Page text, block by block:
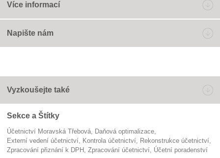
Více informací
Napište nám
Vyzkoušejte také
Sekce a Štítky
Účetnictví Moravská Třebová
daňová optimalizace
externí vedení účetnictví
kontrola účetnictví
rekonstrukce účetnictví
zpracování přiznání k DPH
zpracování účetnictví účetní poradenství